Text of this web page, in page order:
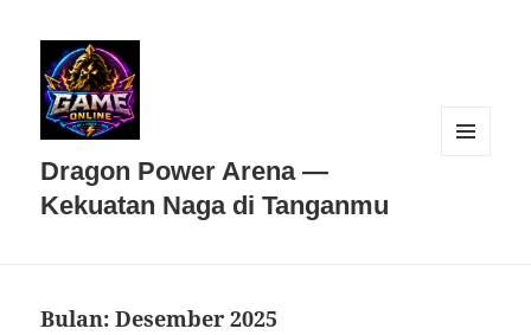
Dragon Power Arena —
Kekuatan Naga di Tanganmu
Bulan:Desember 2025